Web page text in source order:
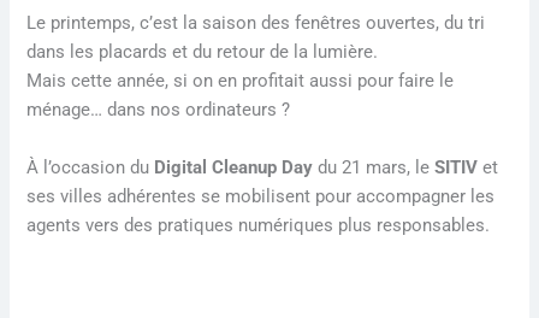
Le printemps, c’est la saison des fenêtres ouvertes, du tri
dans les placards et du retour de la lumière.
Mais cette année, si on en profitait aussi pour faire le
ménage… dans nos ordinateurs ?
À l’occasion du Digital Cleanup Day du 21 mars, leSITIV et
ses villes adhérentes se mobilisent pour accompagner les
agents vers des pratiques numériques plus responsables.